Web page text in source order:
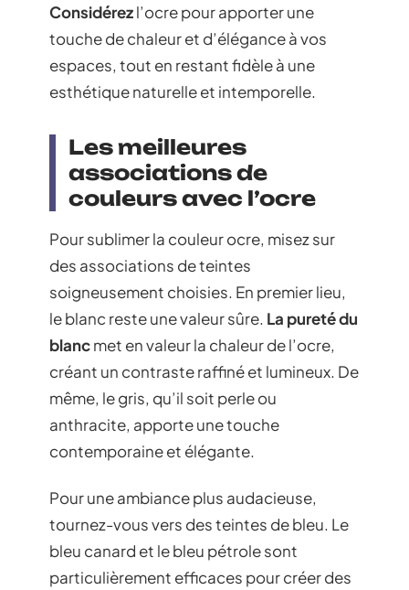
Considérezl’ocre pour apporter une
touche de chaleur et d’élégance à vos
espaces, tout en restant fidèle à une
esthétique naturelle et intemporelle.
Les meilleures
associations de
couleurs avec l’ocre
Pour sublimer la couleur ocre, misez sur
des associations de teintes
soigneusement choisies. En premier lieu,
le blanc reste une valeur sûre. La pureté du
blancmet en valeur la chaleur de l’ocre,
créant un contraste raffiné et lumineux. De
même, le gris, qu’il soit perle ou
anthracite, apporte une touche
contemporaine et élégante.
Pour une ambiance plus audacieuse,
tournez-vous vers des teintes de bleu. Le
bleu canard et le bleu pétrole sont
particulièrement efficaces pour créer des